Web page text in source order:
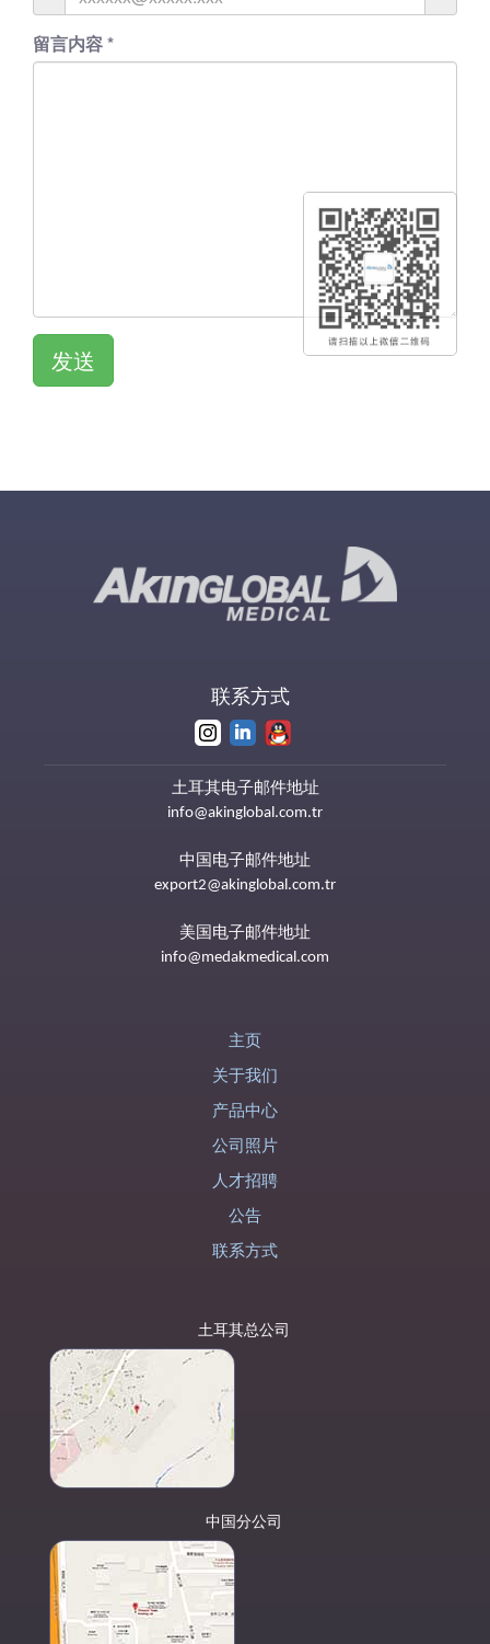
留言内容*
发送
联系方式
土耳其电子邮件地址
info@akinglobal.com.tr
中国电子邮件地址
export2@akinglobal.com.tr
美国电子邮件地址
info@medakmedical.com
主页
关于我们
产品中心
公司照片
人才招聘
公告
联系方式
土耳其总公司
中国分公司